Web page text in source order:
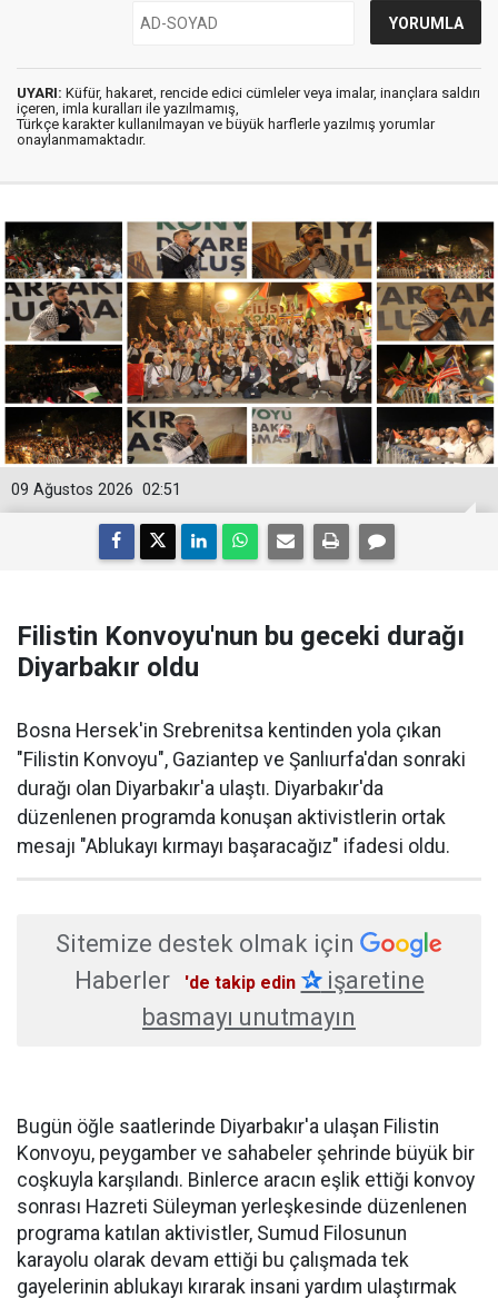
UYARI: Küfür, hakaret, rencide edici cümleler veya imalar, inançlara saldırı
içeren, imla kuralları ile yazılmamış,
Türkçe karakter kullanılmayan ve büyük harflerle yazılmış yorumlar
onaylanmamaktadır.
02:51
09 Ağustos 2026
Filistin Konvoyu'nun bu geceki durağı
Diyarbakır oldu
Bosna Hersek'in Srebrenitsa kentinden yola çıkan
"Filistin Konvoyu", Gaziantep ve Şanlıurfa'dan sonraki
durağı olan Diyarbakır'a ulaştı. Diyarbakır'da
düzenlenen programda konuşan aktivistlerin ortak
mesajı "Ablukayı kırmayı başaracağız" ifadesi oldu.
Sitemize destek olmak için
Haberler
'de takip edin ✰işaretine
basmayı unutmayın
Bugün öğle saatlerinde Diyarbakır'a ulaşan Filistin
Konvoyu, peygamber ve sahabeler şehrinde büyük bir
coşkuyla karşılandı. Binlerce aracın eşlik ettiği konvoy
sonrası Hazreti Süleyman yerleşkesinde düzenlenen
programa katılan aktivistler, Sumud Filosunun
karayolu olarak devam ettiği bu çalışmada tek
gayelerinin ablukayı kırarak insani yardım ulaştırmak